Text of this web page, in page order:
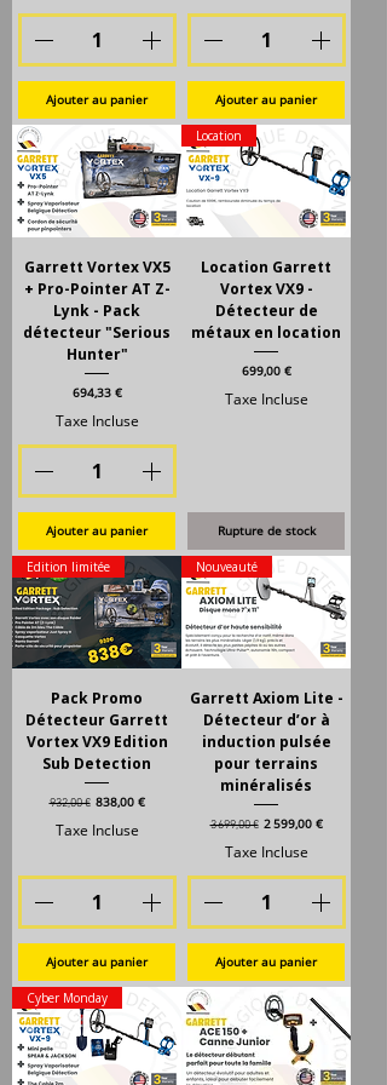
Ajouter au panier Ajouter au panier
Garrett Vortex VX5
+ Pro-Pointer AT Z-
Lynk - Pack
détecteur "Serious
Hunter"
Prix
694,33 €
Taxe Incluse
Ajouter au panier
Location
Location Garrett
Vortex VX9 -
Détecteur de
métaux en location
Prix
699,00 €
Taxe Incluse
Rupture de stock
Edition limitée
Pack Promo
Détecteur Garrett
Vortex VX9 Edition
Sub Detection
Prix original
932,00 € Prix promotionnel
838,00 €
Taxe Incluse
Ajouter au panier
Nouveauté
Garrett Axiom Lite -
Détecteur d’or à
induction pulsée
pour terrains
minéralisés
Prix original
3 699,00 € Prix promotionnel
2 599,00 €
Taxe Incluse
Ajouter au panier
Cyber Monday